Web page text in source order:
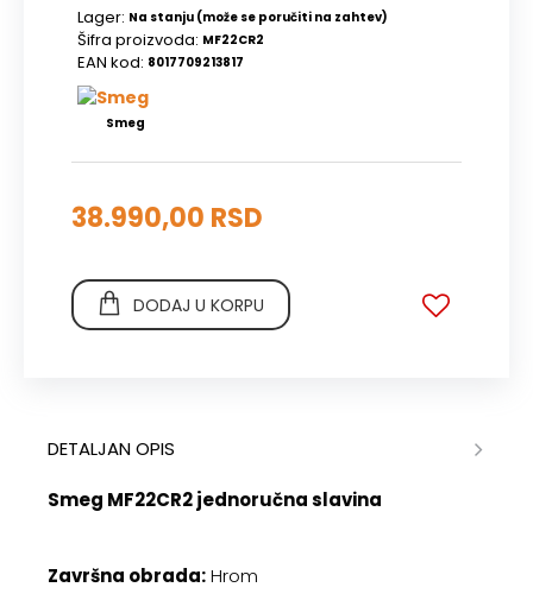
Lager: Na stanju (može se poručiti na zahtev)
Šifra proizvoda: MF22CR2
EAN kod: 8017709213817
Smeg
38.990,00 RSD
DODAJ U KORPU
DETALJAN OPIS
Smeg MF22CR2 jednoručna slavina
Završna obrada:Hrom